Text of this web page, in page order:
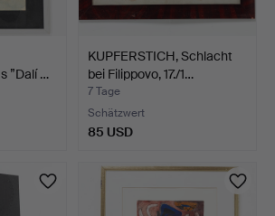
”Dalí …
KUPFERSTICH, Schlacht
bei Filippovo, 17./1…
7 Tage
Schätzwert
85 USD